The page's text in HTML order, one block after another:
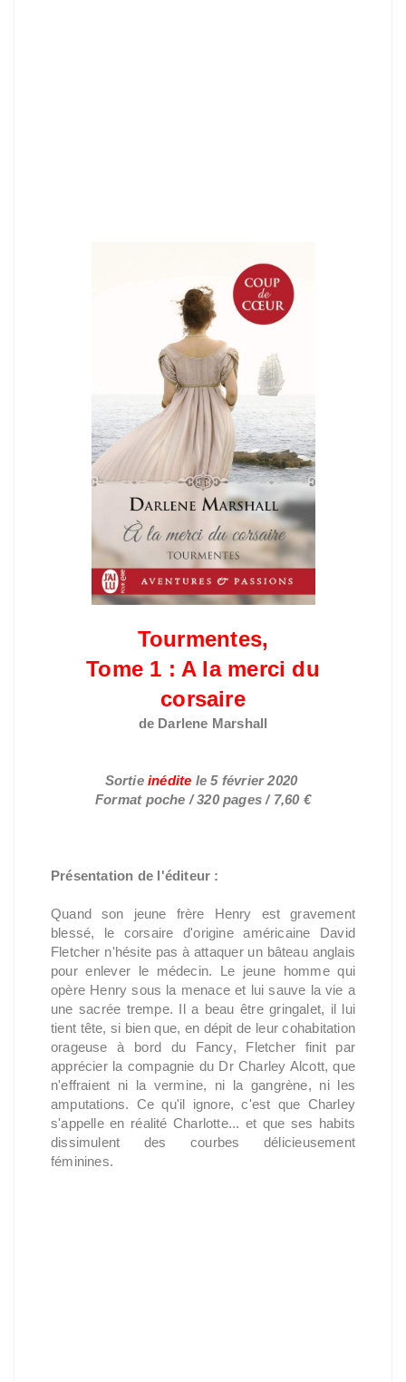
Tourmentes,
Tome 1 : A la merci du
corsaire
de Darlene Marshall
Sortie inédite le 5 février 2020
Format poche / 320 pages / 7,60 €
Présentation de l'éditeur :
Quand son jeune frère Henry est gravement
blessé, le corsaire d'origine américaine David
Fletcher n'hésite pas à attaquer un bâteau anglais
pour enlever le médecin. Le jeune homme qui
opère Henry sous la menace et lui sauve la vie a
une sacrée trempe. Il a beau être gringalet, il lui
tient tête, si bien que, en dépit de leur cohabitation
orageuse à bord du Fancy, Fletcher finit par
apprécier la compagnie du Dr Charley Alcott, que
n'effraient ni la vermine, ni la gangrène, ni les
amputations. Ce qu'il ignore, c'est que Charley
s'appelle en réalité Charlotte... et que ses habits
dissimulent des courbes délicieusement
féminines.